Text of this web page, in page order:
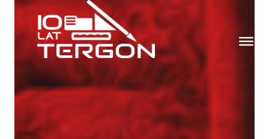
Nasz najnowszy folder
Strona główna
Aktualności
Dotacje
Główna-old
Kariera